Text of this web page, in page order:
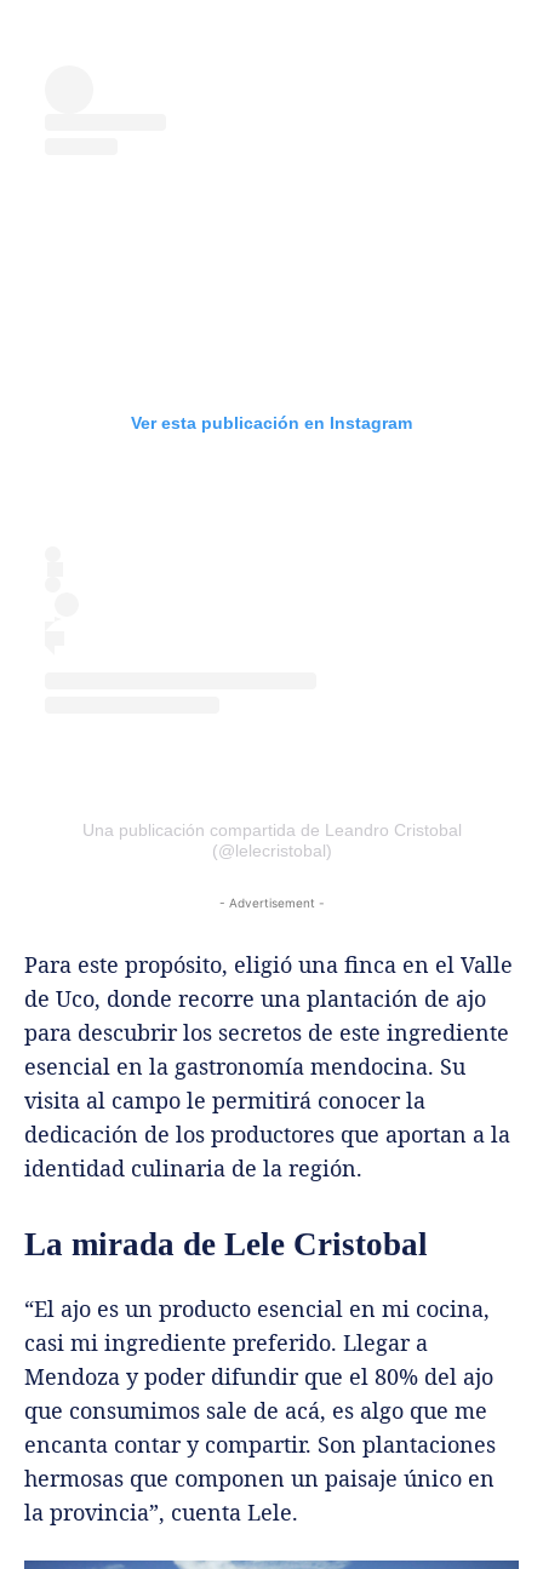
Ver esta publicación en Instagram
Una publicación compartida de Leandro Cristobal
(@lelecristobal)
- Advertisement -
Para este propósito, eligió una finca en el Valle
de Uco, donde recorre una plantación de ajo
para descubrir los secretos de este ingrediente
esencial en la gastronomía mendocina. Su
visita al campo le permitirá conocer la
dedicación de los productores que aportan a la
identidad culinaria de la región.
La mirada de Lele Cristobal
“El ajo es un producto esencial en mi cocina,
casi mi ingrediente preferido. Llegar a
Mendoza y poder difundir que el 80% del ajo
que consumimos sale de acá, es algo que me
encanta contar y compartir. Son plantaciones
hermosas que componen un paisaje único en
la provincia”, cuenta Lele.